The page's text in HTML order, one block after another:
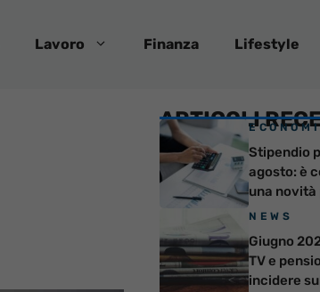
Lavoro Finanza Lifestyle
ARTICOLI
Stipendio
agosto: è
una
NEWS
Giugno
TV e
incidere